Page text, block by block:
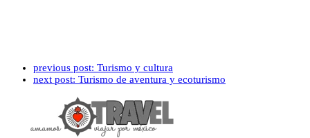
previous post: Turismo y cultura
next post: Turismo de aventura y ecoturismo